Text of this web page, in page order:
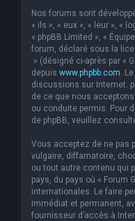
Nos forums sont
« ils », « eux », « leur », «
« phpBB Limited », «
forum, déclaré sous la
» (désigné ci-après par «
depuis www.phpbb.com.
discussions sur Internet.
de ce que nous
ou conduite permis. Pour
de phpBB, veuillez
Vous acceptez de ne pas
vulgaire, diffamatoire,
ou tout autre contenu qui
pays, du pays où « Forum
internationales. Le faire
immédiat et permanent,
fournisseur d’accès à